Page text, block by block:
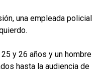
una empleada policial
y 26 años y un hombre
hasta la audiencia de